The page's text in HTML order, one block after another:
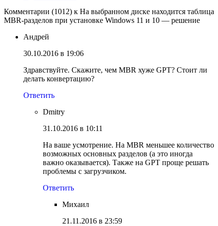
Комментарии (1012) к На выбранном диске находится таблица
MBR-разделов при установке Windows 11 и 10 — решение
Андрей
30.10.2016 в 19:06
Здравствуйте. Скажите, чем MBR хуже GPT? Стоит ли
делать конвертацию?
Ответить
Dmitry
31.10.2016 в 10:11
На ваше усмотрение. На MBR меньшее количество
возможных основных разделов (а это иногда
важно оказывается). Также на GPT проще решать
проблемы с загрузчиком.
Ответить
Михаил
21.11.2016 в 23:59